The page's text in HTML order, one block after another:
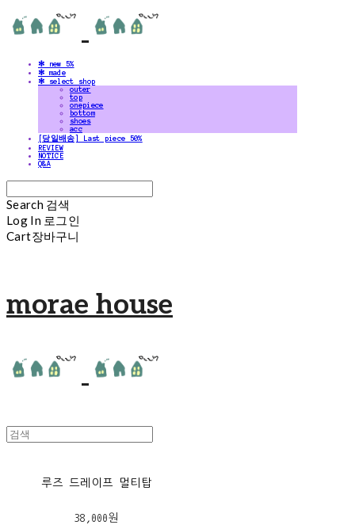
✻ new 5%
✻ made
✻ select shop
outer
top
onepiece
bottom
shoes
acc
[당일배송] Last piece 50%
REVIEW
NOTICE
Q&A
Search 검색
Log In 로그인
Cart장바구니
morae house
루즈 드레이프 멀티탑
38,000원